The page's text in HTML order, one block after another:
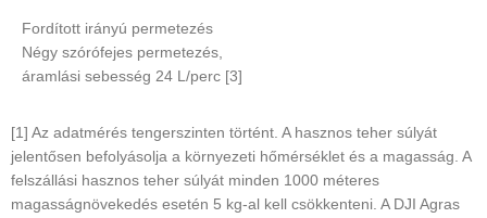
Fordított irányú permetezés
Négy szórófejes permetezés,
áramlási sebesség 24 L/perc [3]
[1] Az adatmérés tengerszinten történt. A hasznos teher súlyát
jelentősen befolyásolja a környezeti hőmérséklet és a magasság. A
felszállási hasznos teher súlyát minden 1000 méteres
magasságnövekedés esetén 5 kg-al kell csökkenteni. A DJI Agras